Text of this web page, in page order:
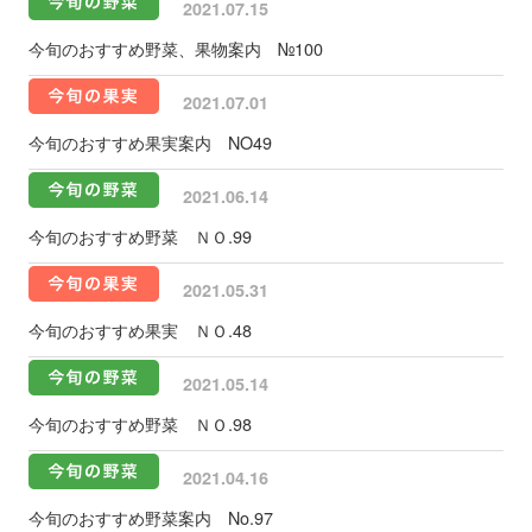
2021.07.15
今旬のおすすめ野菜、果物案内 №100
2021.07.01
今旬のおすすめ果実案内 NO49
2021.06.14
今旬のおすすめ野菜 ＮＯ.99
2021.05.31
今旬のおすすめ果実 ＮＯ.48
2021.05.14
今旬のおすすめ野菜 ＮＯ.98
2021.04.16
今旬のおすすめ野菜案内 No.97